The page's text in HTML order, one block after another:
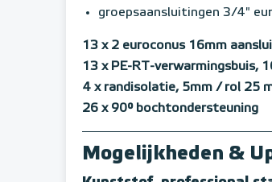
groepsaansluitingen 3/4"
13 x 2 euroconus 16mm
13 x PE-RT-verwarmingsbuis,
4 x randisolatie, 5mm / rol 25
26 x 90° bochtondersteuning
Mogelijkheden &